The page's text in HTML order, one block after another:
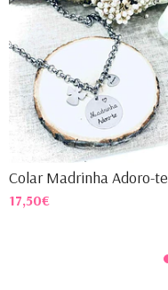
Colar Madrinha Adoro-te
17,50€